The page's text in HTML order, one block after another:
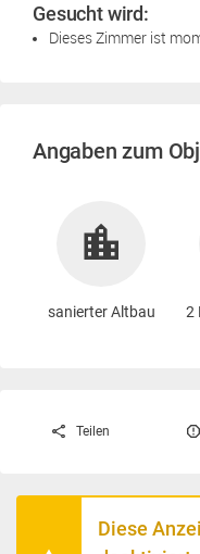
Gesucht wird:
Dieses Zimmer ist
Angaben zum
sanierter Altbau
2
Teilen
Diese